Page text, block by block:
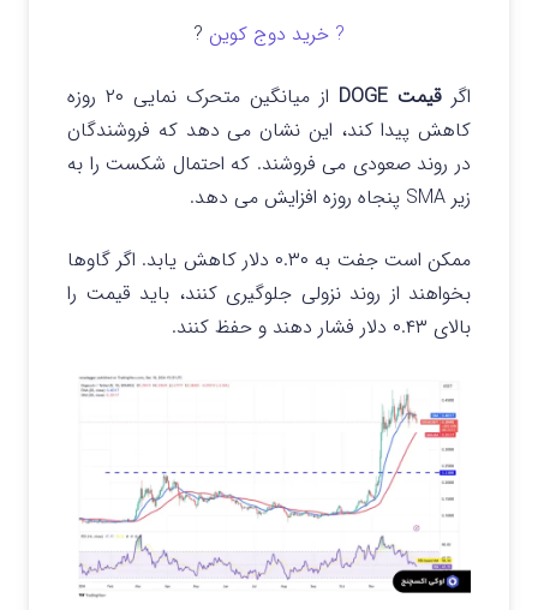
? خرید دوج کوین ?
اگر قیمت DOGE
از میانگین متحرک نمایی ۲۰ روزه
کاهش پیدا کند، این نشان می دهد که فروشندگان
در روند صعودی می فروشند. که احتمال شکست را به
زیر SMA پنجاه روزه افزایش می دهد.
ممکن است جفت به ۰.۳۰ دلار کاهش یابد. اگر گاوها
بخواهند از روند نزولی جلوگیری کنند، باید قیمت را
بالای ۰.۴۳ دلار فشار دهند و حفظ کنند.